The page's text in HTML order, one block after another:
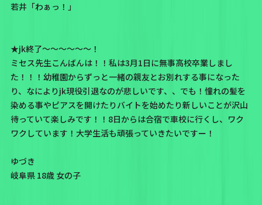
若井「わぁっ！」
★jk終了～～～～～～！
ミセス先生こんばんは！！私は3月1日に無事高校卒業しまし
た！！！幼稚園からずっと一緒の親友とお別れする事になった
り、なによりjk現役引退なのが悲しいです、、でも！憧れの髪を
染める事やピアスを開けたりバイトを始めたり新しいことが沢山
待っていて楽しみです！！8日からは合宿で車校に行くし、ワク
ワクしています！大学生活も頑張っていきたいですー！
ゆづき
岐阜県 18歳 女の子